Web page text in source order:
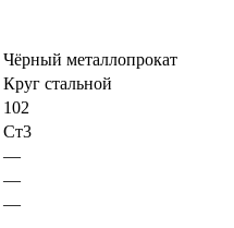
Чёрный металлопрокат
Круг стальной
102
Ст3
—
—
—